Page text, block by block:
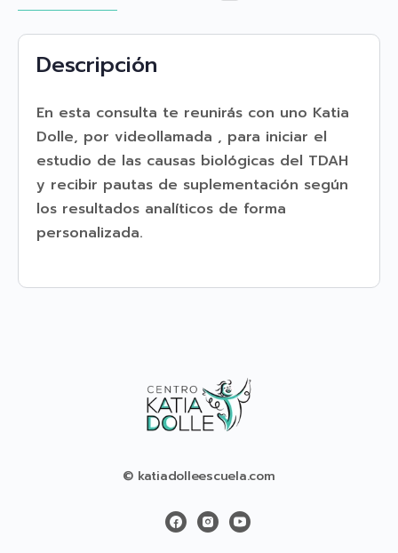
Descripción
En esta consulta te reunirás con uno Katia
Dolle, por videollamada , para iniciar el
estudio de las causas biológicas del TDAH
y recibir pautas de suplementación según
los resultados analíticos de forma
personalizada.
© katiadolleescuela.com